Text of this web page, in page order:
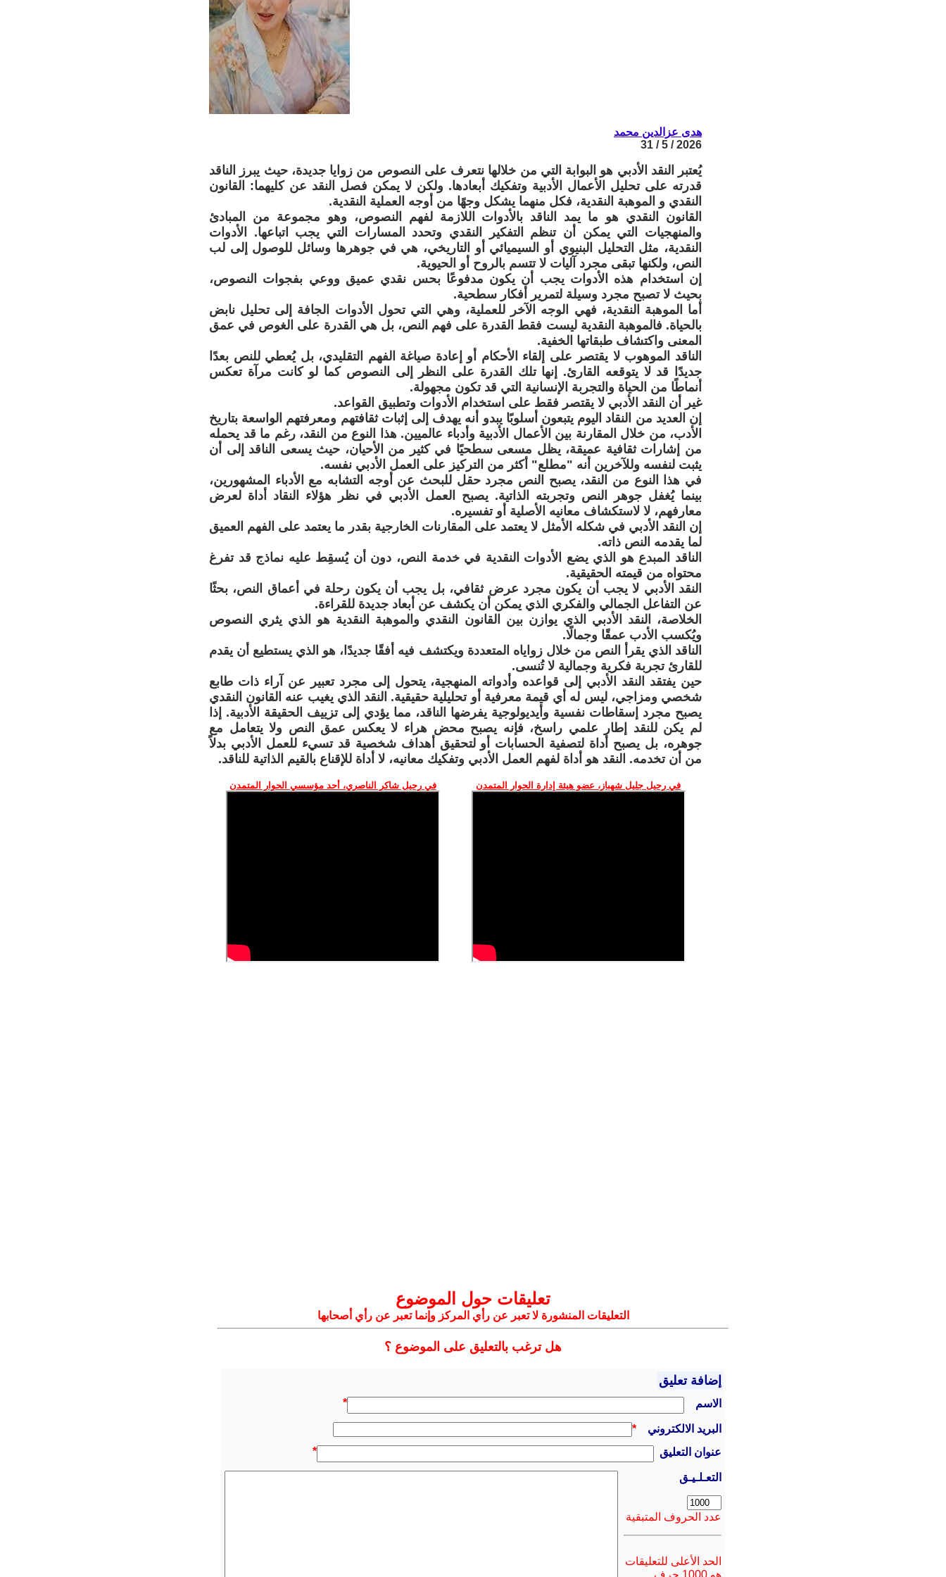
هدى عزالدين محمد
2026 / 5 / 31
يُعتبر النقد الأدبي هو البوابة التي من خلالها نتعرف على النصوص من زوايا جديدة، حيث يبرز الناقد
قدرته على تحليل الأعمال الأدبية وتفكيك أبعادها. ولكن لا يمكن فصل النقد عن كليهما: القانون
النقدي و الموهبة النقدية، فكل منهما يشكل وجهًا من أوجه العملية النقدية.
القانون النقدي هو ما يمد الناقد بالأدوات اللازمة لفهم النصوص، وهو مجموعة من المبادئ
والمنهجيات التي يمكن أن تنظم التفكير النقدي وتحدد المسارات التي يجب اتباعها. الأدوات
النقدية، مثل التحليل البنيوي أو السيميائي أو التاريخي، هي في جوهرها وسائل للوصول إلى لب
النص، ولكنها تبقى مجرد آليات لا تتسم بالروح أو الحيوية.
إن استخدام هذه الأدوات يجب أن يكون مدفوعًا بحس نقدي عميق ووعي بفجوات النصوص،
بحيث لا تصبح مجرد وسيلة لتمرير أفكار سطحية.
أما الموهبة النقدية، فهي الوجه الآخر للعملية، وهي التي تحول الأدوات الجافة إلى تحليل نابض
بالحياة. فالموهبة النقدية ليست فقط القدرة على فهم النص، بل هي القدرة على الغوص في عمق
المعنى واكتشاف طبقاتها الخفية.
الناقد الموهوب لا يقتصر على إلقاء الأحكام أو إعادة صياغة الفهم التقليدي، بل يُعطي للنص بعدًا
جديدًا قد لا يتوقعه القارئ. إنها تلك القدرة على النظر إلى النصوص كما لو كانت مرآة تعكس
أنماطًا من الحياة والتجربة الإنسانية التي قد تكون مجهولة.
غير أن النقد الأدبي لا يقتصر فقط على استخدام الأدوات وتطبيق القواعد.
إن العديد من النقاد اليوم يتبعون أسلوبًا يبدو أنه يهدف إلى إثبات ثقافتهم ومعرفتهم الواسعة بتاريخ
الأدب، من خلال المقارنة بين الأعمال الأدبية وأدباء عالميين. هذا النوع من النقد، رغم ما قد يحمله
من إشارات ثقافية عميقة، يظل مسعى سطحيًا في كثير من الأحيان، حيث يسعى الناقد إلى أن
يثبت لنفسه وللآخرين أنه "مطلع" أكثر من التركيز على العمل الأدبي نفسه.
في هذا النوع من النقد، يصبح النص مجرد حقل للبحث عن أوجه التشابه مع الأدباء المشهورين،
بينما يُغفل جوهر النص وتجربته الذاتية. يصبح العمل الأدبي في نظر هؤلاء النقاد أداة لعرض
معارفهم، لا لاستكشاف معانيه الأصلية أو تفسيره.
إن النقد الأدبي في شكله الأمثل لا يعتمد على المقارنات الخارجية بقدر ما يعتمد على الفهم العميق
لما يقدمه النص ذاته.
الناقد المبدع هو الذي يضع الأدوات النقدية في خدمة النص، دون أن يُسقِط عليه نماذج قد تفرغ
محتواه من قيمته الحقيقية.
النقد الأدبي لا يجب أن يكون مجرد عرض ثقافي، بل يجب أن يكون رحلة في أعماق النص، بحثًا
عن التفاعل الجمالي والفكري الذي يمكن أن يكشف عن أبعاد جديدة للقراءة.
الخلاصة، النقد الأدبي الذي يوازن بين القانون النقدي والموهبة النقدية هو الذي يثري النصوص
ويُكسب الأدب عمقًا وجمالًا.
الناقد الذي يقرأ النص من خلال زواياه المتعددة ويكتشف فيه أفقًا جديدًا، هو الذي يستطيع أن يقدم
للقارئ تجربة فكرية وجمالية لا تُنسى.
حين يفتقد النقد الأدبي إلى قواعده وأدواته المنهجية، يتحول إلى مجرد تعبير عن آراء ذات طابع
شخصي ومزاجي، ليس له أي قيمة معرفية أو تحليلية حقيقية. النقد الذي يغيب عنه القانون النقدي
يصبح مجرد إسقاطات نفسية وأيديولوجية يفرضها الناقد، مما يؤدي إلى تزييف الحقيقة الأدبية. إذا
لم يكن للنقد إطار علمي راسخ، فإنه يصبح محض هراء لا يعكس عمق النص ولا يتعامل مع
جوهره، بل يصبح أداة لتصفية الحسابات أو لتحقيق أهداف شخصية قد تسيء للعمل الأدبي بدلاً
من أن تخدمه. النقد هو أداة لفهم العمل الأدبي وتفكيك معانيه، لا أداة للإقناع بالقيم الذاتية للناقد.
في رحيل جليل شهباز، عضو هيئة إدارة الحوار المتمدن في رحيل شاكر الناصري، أحد مؤسسي الحوار المتمدن
تعليقات حول الموضوع
التعليقات المنشورة لا تعبر عن رأي المركز وإنما تعبر عن رأي أصحابها
هل ترغب بالتعليق على الموضوع ؟
إضافة تعليق
الاسم *
البريد الالكتروني
*
عنوان التعليق
*
التعـلـيـق
عدد الحروف المتبقية
الحد الأعلى للتعليقات
هو 1000 حرف